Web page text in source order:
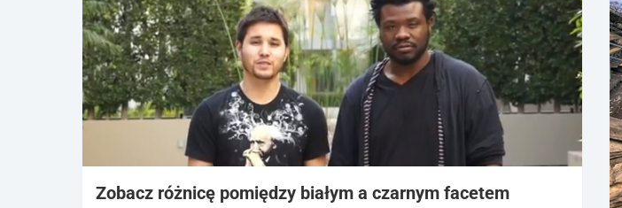
Zobacz różnicę pomiędzy białym a czarnym facetem